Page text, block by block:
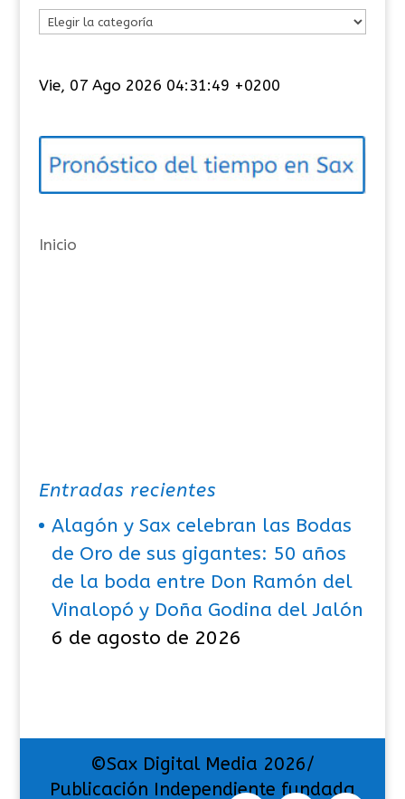
e
o
í
s
Vie, 07 Ago 2026 04:31:50 +0200
Inicio
Entradas recientes
Alagón y Sax celebran las Bodas
de Oro de sus gigantes: 50 años
de la boda entre Don Ramón del
Vinalopó y Doña Godina del Jalón
6 de agosto de 2026
©Sax Digital Media 2026/
Publicación Independiente fundada